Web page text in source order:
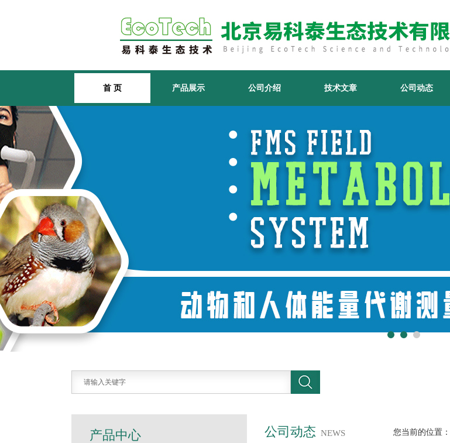
首 页 产品展示 公司介绍 技术文章 公司动态
公司动态 NEWS 您当前的位置：
产品中心